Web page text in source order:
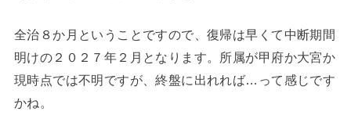
全治８か月ということですので、復帰は早くて中断期間
明けの２０２７年２月となります。所属が甲府か大宮か
現時点では不明ですが、終盤に出れれば…って感じです
かね。